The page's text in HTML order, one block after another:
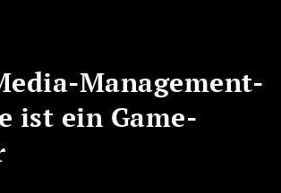
Management-
ist ein Game-